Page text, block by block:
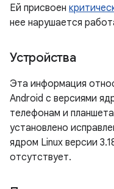
Ей присвоен
нее нарушается
Устройства
Эта информация
Android с версиями
телефонам и
установлено
ядром Linux версии
отсутствует.